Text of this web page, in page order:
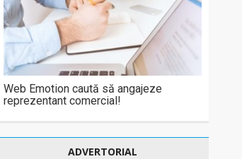
Web Emotion caută să angajeze
reprezentant comercial!
ADVERTORIAL